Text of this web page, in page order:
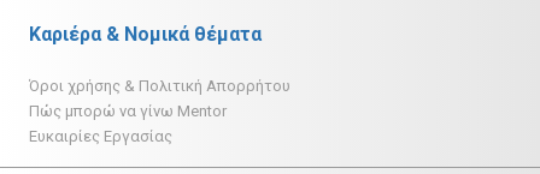
Καριέρα & Νομικά θέματα
Όροι χρήσης & Πολιτική Απορρήτου
Πώς μπορώ να γίνω Mentor
Ευκαιρίες Εργασίας